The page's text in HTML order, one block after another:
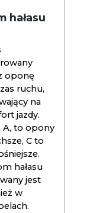
hałasu
oponę
ruchu,
na
jazdy.
A, to opony
C to
hałasu
jest
w